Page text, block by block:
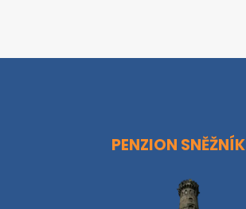
PENZION SNĚŽNÍK